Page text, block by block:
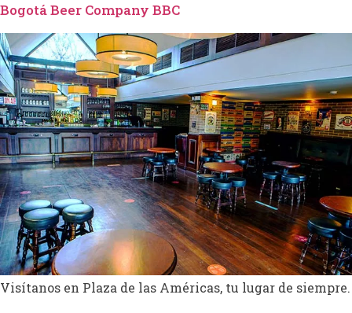
Bogotá Beer Company BBC
Visítanos en Plaza de las Américas, tu lugar de siempre.